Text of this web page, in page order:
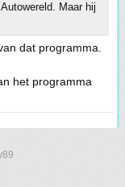
Maar hij
dat programma.
het programma